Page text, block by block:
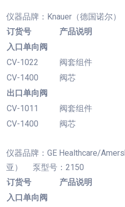
仪器品牌： Knauer（德国诺尔
订货号
产品说明
入口单向阀
CV-1022
阀套组件
CV-1400
阀芯
出口单向阀
CV-1011
阀套组件
CV-1400
阀芯
仪器品牌： GE Healthcare/
亚） 泵型号：2150
订货号
产品说明
入口单向阀